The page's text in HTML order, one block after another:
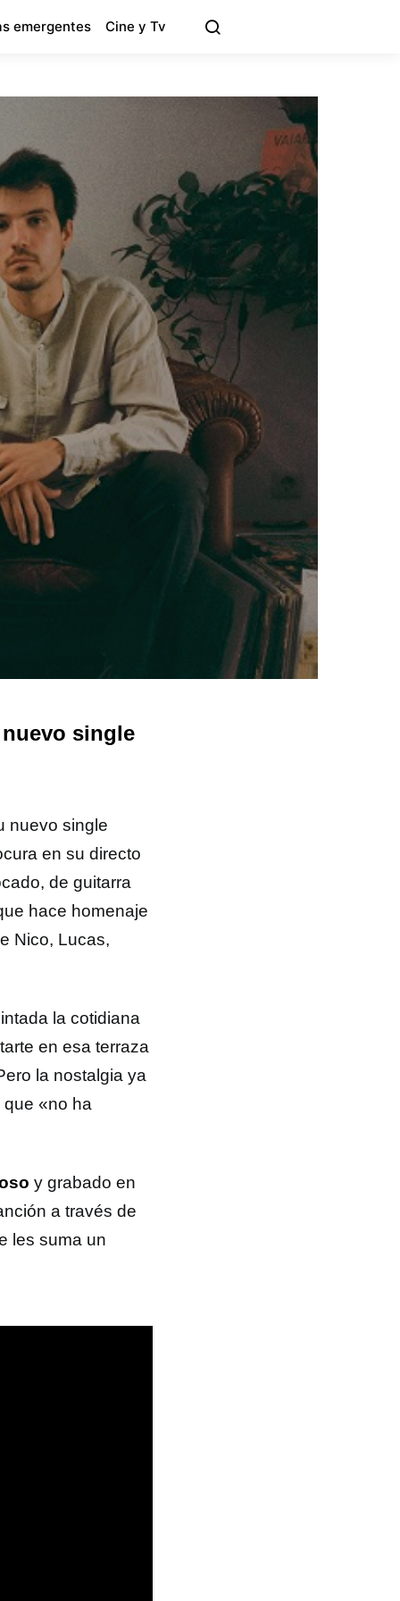
emergentes Cine y Tv
single
nuevo single
en su directo
de guitarra
hace homenaje
Nico, Lucas,
la cotidiana
en esa terraza
la nostalgia ya
«no ha
y grabado en
a través de
les suma un